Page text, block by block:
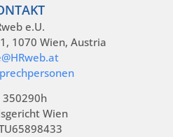
e.U.
1070 Wien, Austria
350290h
Wien